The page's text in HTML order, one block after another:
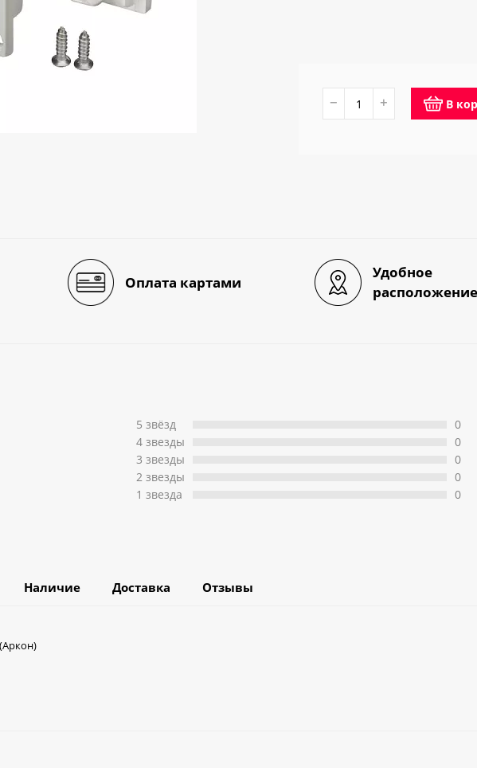
− + В
Оплата картами
Удобное
расположение
5 звёзд
4 звeзды
3 звeзды
2 звeзды
1 звeзда
0
0
0
0
0
Наличие Доставка Отзывы